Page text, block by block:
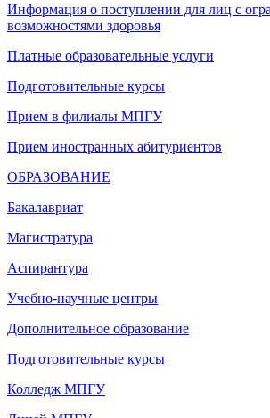
Информация о поступлении для лиц с
возможностями здоровья
Платные образовательные услуги
Подготовительные курсы
Прием в филиалы МПГУ
Прием иностранных абитуриентов
ОБРАЗОВАНИЕ
Бакалавриат
Магистратура
Аспирантура
Учебно-научные центры
Дополнительное образование
Подготовительные курсы
Колледж МПГУ